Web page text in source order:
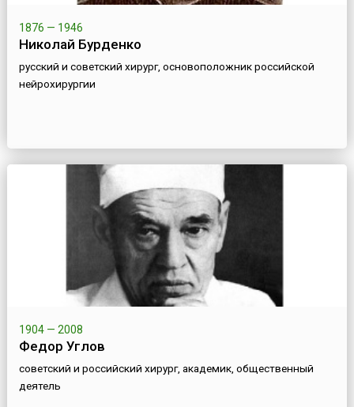
1876 — 1946
Николай Бурденко
русский и советский хирург, основоположник российской
нейрохирургии
1904 — 2008
Федор Углов
советский и российский хирург, академик, общественный
деятель